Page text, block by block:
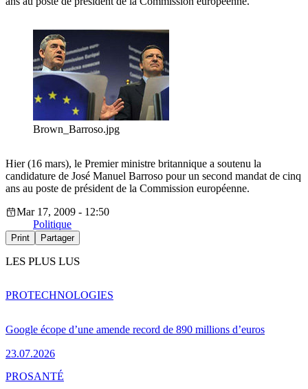
Brown_Barroso.jpg
Hier (16 mars), le Premier ministre britannique a soutenu la
candidature de José Manuel Barroso pour un second mandat de cinq
ans au poste de président de la Commission européenne.
Mar 17, 2009 - 12:50
Politique
Print Partager
LES PLUS LUS
Google écope d’une amende record de 890 millions d’euros
23.07.2026
PROTECHNOLOGIES
PROSANTÉ